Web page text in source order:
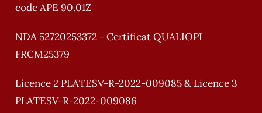
code APE 90.01Z
NDA 52720253372 - Certificat QUALIOPI
FRCM25379
Licence 2 PLATESV-R-2022-009085 & Licence 3
PLATESV-R-2022-009086